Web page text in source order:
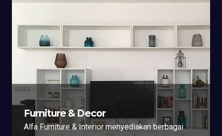
Furniture & Decor
Alfa Furniture & Interior menyediakan berbagai